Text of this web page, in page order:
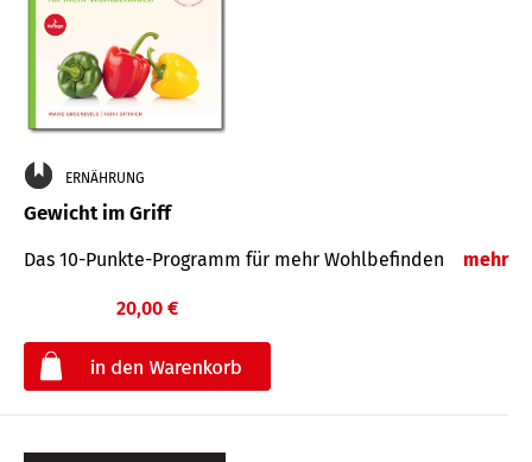
ERNÄHRUNG
Gewicht im Griff
Das 10-Punkte-Programm für mehr Wohlbefinden mehr
20,00 €